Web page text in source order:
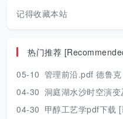
记得收藏本站
热门推荐
05-10 管理前沿.pdf 德鲁克
04-30 洞庭湖水沙时空演变及其对
04-30 甲醇工艺学pdf下载